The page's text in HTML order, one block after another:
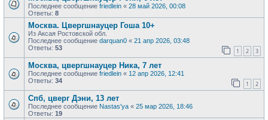
Последнее сообщение friedlein « 28 май 2026, 00:08
Ответы: 8
Москва. Цвергшнауцер Гоша 10+
Из Аксая Ростовской обл.
Последнее сообщение darquan0 « 21 апр 2026, 03:48
Ответы: 53 1 2 3
Москва, цвергшнауцер Ника, 7 лет
Последнее сообщение friedlein « 12 апр 2026, 12:41
Ответы: 34 1 2
Спб, цверг Дэни, 13 лет
Последнее сообщение Nastas'ya « 25 мар 2026, 18:46
Ответы: 19